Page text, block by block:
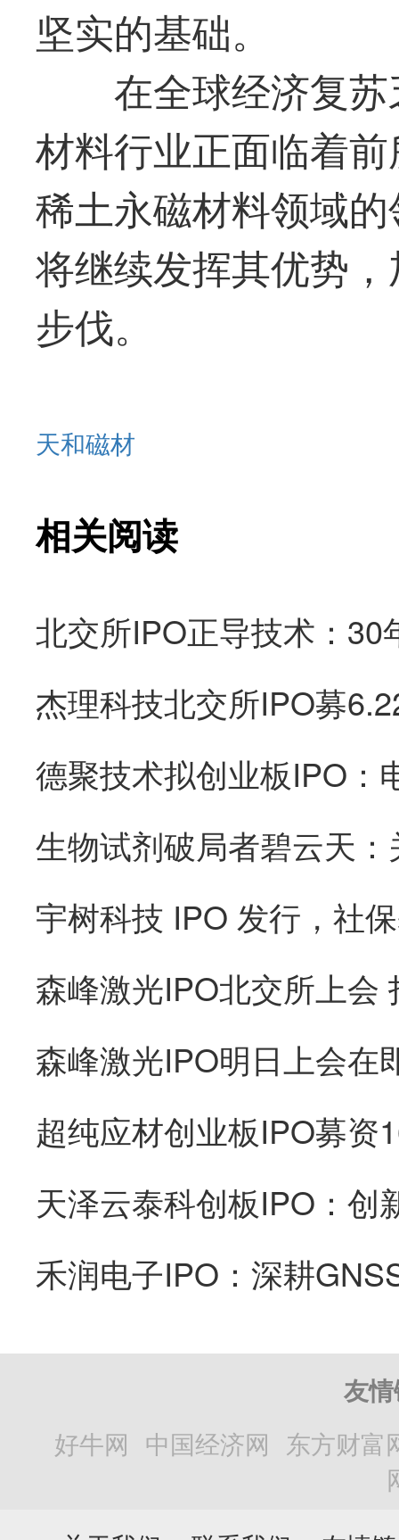
坚实的基础。
在全球经济复
材料行业正面临着
稀土永磁材料领域
将继续发挥其优势
步伐。
天和磁材
相关阅读
友
好牛网 中国经济网 东方财富